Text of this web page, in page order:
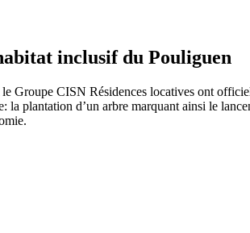
inclusif du Pouliguen
Groupe CISN Résidences locatives ont
plantation d’un arbre marquant ainsi le